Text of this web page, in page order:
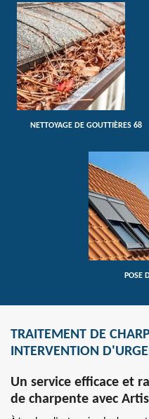
NETTOYAGE DE GOUTTIÈRES 68
POSE
TRAITEMENT DE
INTERVENTION
Un service efficace et
de charpente avec